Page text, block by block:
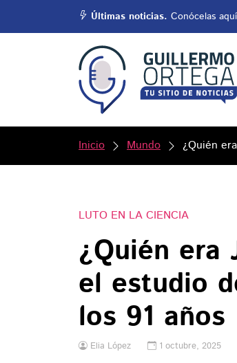
Últimas noticias. Conócelas
Inicio Mundo ¿Quién
LUTO EN LA CIENCIA
¿Quién era
el estudio
los 91 años
Elia López 1 octubre, 2025